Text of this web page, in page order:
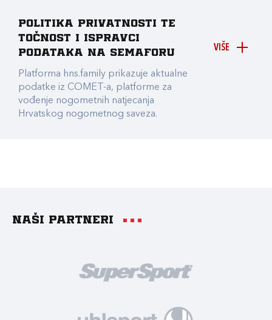
VIŠE
Politika privatnosti te
točnost i ispravci
podataka na Semaforu
Platforma hns.family prikazuje aktualne
podatke iz COMET-a, platforme za
vođenje nogometnih natjecanja
Hrvatskog nogometnog saveza.
Naši partneri